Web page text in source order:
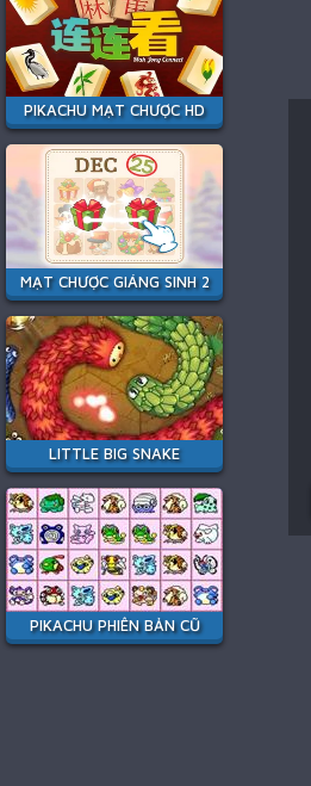
PIKACHU MẠT CHƯỢC HD
MẠT CHƯỢC GIÁNG SINH 2
LITTLE BIG SNAKE
PIKACHU PHIÊN BẢN CŨ